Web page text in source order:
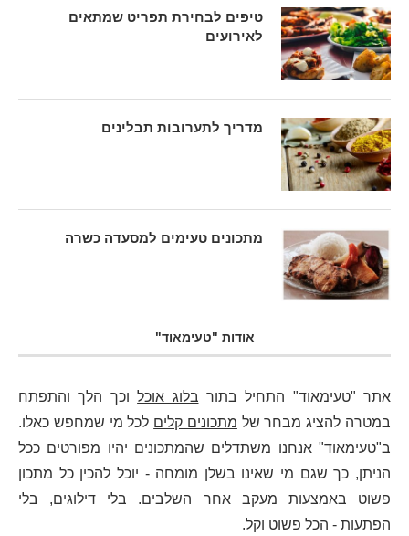
טיפים לבחירת תפריט שמתאים
לאירועים
מדריך לתערובות תבלינים
מתכונים טעימים למסעדה כשרה
אודות "טעימאוד"
אתר "טעימאוד" התחיל בתור בלוג אוכלוכך הלך והתפתח
במטרה להציג מבחר של מתכונים קלים לכל מי שמחפש כאלו.
ב"טעימאוד" אנחנו משתדלים שהמתכונים יהיו מפורטים ככל
הניתן, כך שגם מי שאינו בשלן מומחה - יוכל להכין כל מתכון
פשוט באמצעות מעקב אחר השלבים. בלי דילוגים, בלי
הפתעות - הכל פשוט וקל.